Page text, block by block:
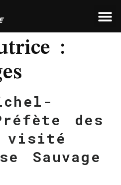
:
des
visité
Sauvage